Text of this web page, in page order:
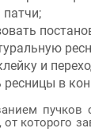
патчи;
и
ресницы в
пучков
которого